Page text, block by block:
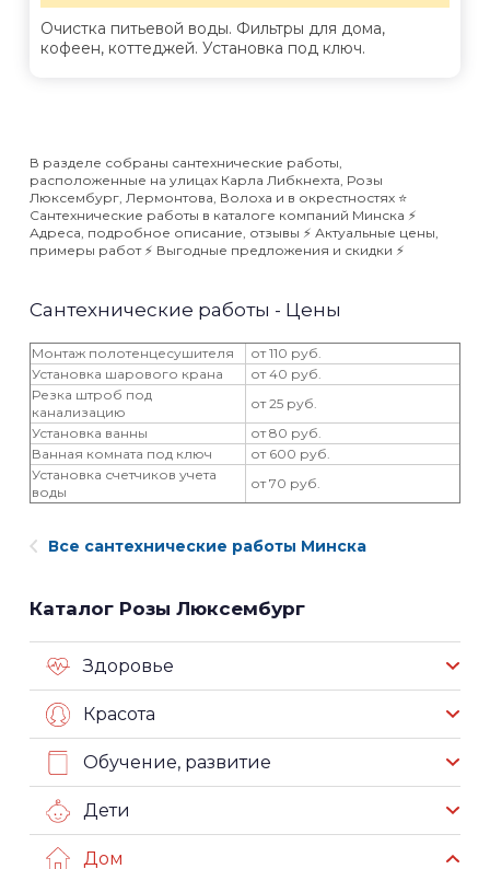
Очистка питьевой воды. Фильтры для дома,
кофеен, коттеджей. Установка под ключ.
В разделе собраны сантехнические работы,
расположенные на улицах Карла Либкнехта, Розы
Люксембург, Лермонтова, Волоха и в окрестностях ⭐️
Сантехнические работы в каталоге компаний Минска ⚡️
Адреса, подробное описание, отзывы ⚡️ Актуальные цены,
примеры работ ⚡️ Выгодные предложения и скидки ⚡️
Сантехнические работы - Цены
Монтаж полотенцесушителя
от 110 руб.
Установка шарового крана
от 40 руб.
Резка штроб под
канализацию
от 25 руб.
Установка ванны
от 80 руб.
Ванная комната под ключ
от 600 руб.
Установка счетчиков учета
воды
от 70 руб.
Все сантехнические работы Минска
Каталог Розы Люксембург
Здоровье
Красота
Обучение, развитие
Дети
Дом